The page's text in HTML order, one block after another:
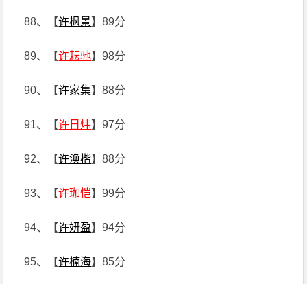
88、【许枫景】89分
89、【许耘驰】98分
90、【许家集】88分
91、【许日炜】97分
92、【许涣楷】88分
93、【许珈恺】99分
94、【许妍盈】94分
95、【许楠海】85分